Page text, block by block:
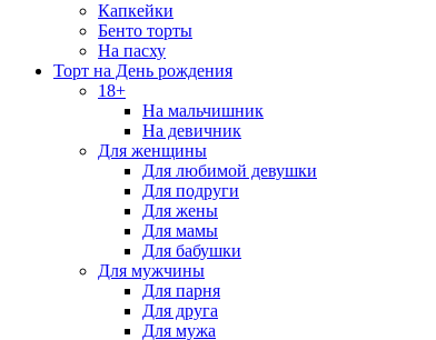
Капкейки
Бенто торты
На пасху
Торт на День рождения
18+
На мальчишник
На девичник
Для женщины
Для любимой девушки
Для подруги
Для жены
Для мамы
Для бабушки
Для мужчины
Для парня
Для друга
Для мужа